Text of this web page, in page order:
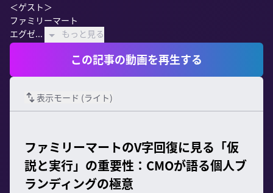
＜ゲスト＞
ファミリーマート
エグゼ...
もっと見る
この記事の動画を再生する
表示モード (ライト)
ファミリーマートのV字回復に見る「仮
説と実行」の重要性：CMOが語る個人ブ
ランディングの極意